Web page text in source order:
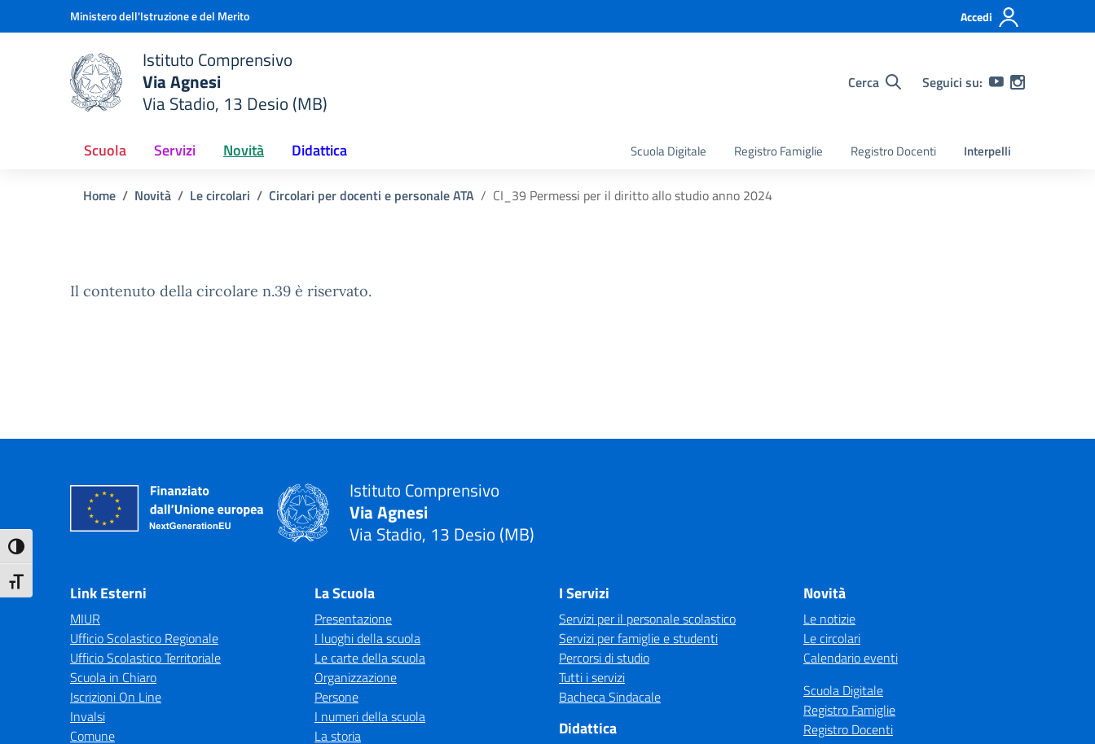
Attiva/disattiva alto contrasto
Attiva/disattiva dimensione testo
Vai ai contenuti
Vai al menu di navigazioneMinistero dell'Istruzione e del Merito Accedi
scuola
Istituto Comprensivo
Via Agnesi
Via Stadio, 13 Desio (MB)
Cerca Seguici su:
Scuola Servizi Novità Didattica Scuola Digitale Registro Famiglie Registro Docenti Interpelli
Home Novità Le circolari Circolari per docenti e personale ATA CI_39 Permessi per il diritto allo studio anno 2024
Il contenuto della circolare n.39 è riservato.
Istituto Comprensivo
Via Agnesi
Via Stadio, 13 Desio (MB)
Link Esterni
MIUR
Ufficio Scolastico Regionale
Ufficio Scolastico Territoriale
Scuola in Chiaro
Iscrizioni On Line
Invalsi
Comune
La Scuola
Presentazione
I luoghi della scuola
Le carte della scuola
Organizzazione
Persone
I numeri della scuola
La storia
I Servizi
Servizi per il personale scolastico
Servizi per famiglie e studenti
Percorsi di studio
Tutti i servizi
Bacheca Sindacale
Didattica
Novità
Le notizie
Le circolari
Calendario eventi
Scuola Digitale
Registro Famiglie
Registro Docenti